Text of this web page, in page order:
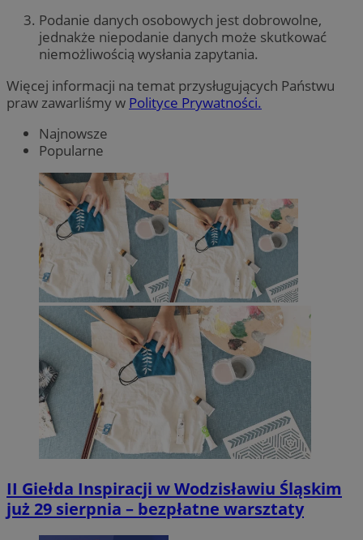
Podanie danych osobowych jest dobrowolne,
jednakże niepodanie danych może skutkować
niemożliwością wysłania zapytania.
Więcej informacji na temat przysługujących Państwu
praw zawarliśmy w Polityce Prywatności.
Najnowsze
Popularne
II Giełda Inspiracji w Wodzisławiu Śląskim
już 29 sierpnia – bezpłatne warsztaty